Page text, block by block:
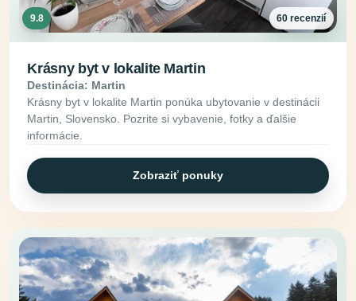
9.8 60 recenzií
Krásny byt v lokalite Martin
Destinácia: Martin
Krásny byt v lokalite Martin ponúka ubytovanie v destinácii
Martin, Slovensko. Pozrite si vybavenie, fotky a ďalšie
informácie.
Zobraziť ponuky